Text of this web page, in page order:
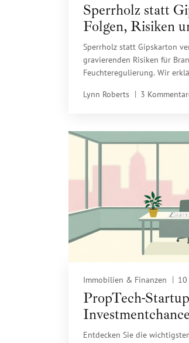
Sperrholz statt
Folgen, Risiken
Korrektur
Sperrholz statt Gipskarton
gravierenden Risiken für
Feuchteregulierung. Wir
Sanierungsmethode.
Lynn Roberts 3
Immobilien & Finanzen 10
PropTech-
für 2025
Entdecken Sie die